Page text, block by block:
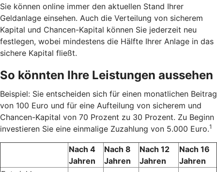
Sie können online immer den aktuellen Stand Ihrer
Geldanlage einsehen. Auch die Verteilung von sicherem
Kapital und Chancen-Kapital können Sie jederzeit neu
festlegen, wobei mindestens die Hälfte Ihrer Anlage in das
sichere Kapital fließt.
So könnten Ihre Leistungen aussehen
Beispiel: Sie entscheiden sich für einen monatlichen Beitrag
von 100 Euro und für eine Aufteilung von sicherem und
Chancen-Kapital von 70 Prozent zu 30 Prozent. Zu Beginn
investieren Sie eine einmalige Zuzahlung von 5.000 Euro.1
Nach 4
Jahren
Nach 8
Jahren
Nach 12
Jahren
Nach 16
Jahren